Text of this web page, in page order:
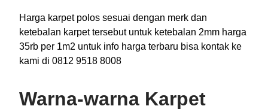
Harga karpet polos sesuai dengan merk dan
ketebalan karpet tersebut untuk ketebalan 2mm harga
35rb per 1m2 untuk info harga terbaru bisa kontak ke
kami di 0812 9518 8008
Warna-warna Karpet